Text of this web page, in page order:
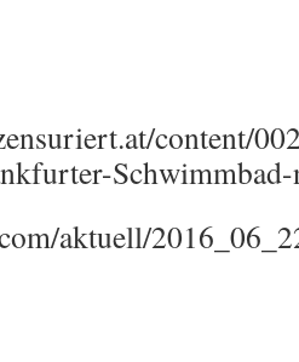
content/
aktuell/